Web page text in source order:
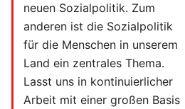
neuen Sozialpolitik. Zum
anderen ist die Sozialpolitik
für die Menschen in unserem
Land ein zentrales Thema.
Lasst uns in kontinuierlicher
Arbeit mit einer großen Basis